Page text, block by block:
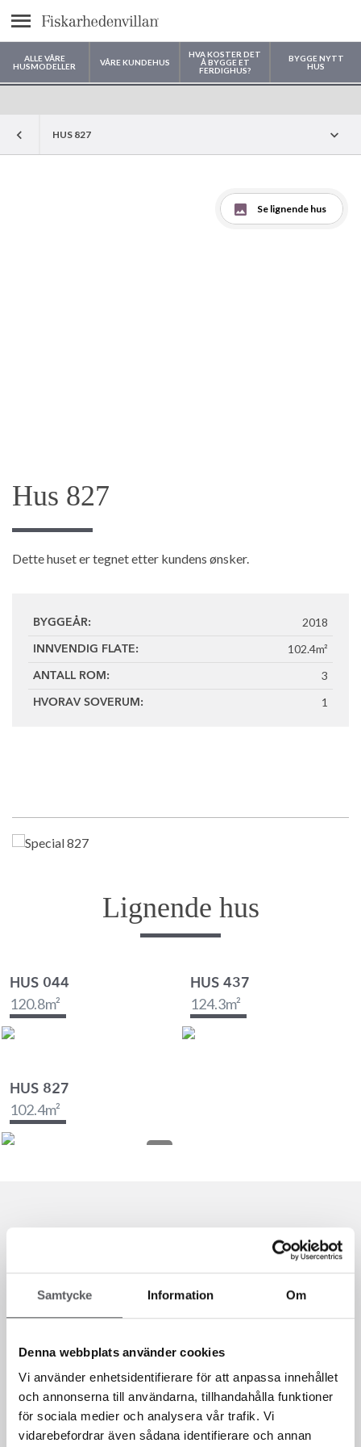
Samtycke Information Om
Denna webbplats använder cookies
Vi använder enhetsidentifierare för att anpassa innehållet
och annonserna till användarna, tillhandahålla funktioner
för sociala medier och analysera vår trafik. Vi
vidarebefordrar även sådana identifierare och annan
text.menu
ALLE VÅRE
HUSMODELLER
VÅRE KUNDEHUS
HVA KOSTER DET
Å BYGGE ET
FERDIGHUS?
BYGGE NYTT
HUS
Hvor vil du bygge huset ditt?
HUS 827
Se lignende hus
Hus 827
Dette huset er tegnet etter kundens ønsker.
BYGGEÅR: 2018
INNVENDIG FLATE: 102.4m²
ANTALL ROM: 3
HVORAV SOVERUM: 1
Lignende hus
HUS 044
120.8m²
HUS 437
124.3m²
HUS 827
102.4m²
Vi er her for deg!